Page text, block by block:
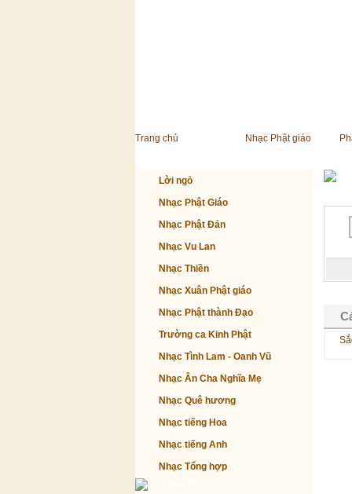
Trang chủ Nhạc Phật giáo
Lời ngỏ
Nhạc Phật Giáo
Nhạc Phật Đản
Nhạc Vu Lan
Nhạc Thiền
Nhạc Xuân Phật giáo
Nhạc Phật thành Đạo
Trường ca Kinh Phật
Nhạc Tình Lam - Oanh Vũ
Nhạc Ân Cha Nghĩa Mẹ
Nhạc Quê hương
Nhạc tiếng Hoa
Nhạc tiếng Anh
Nhạc Tổng hợp